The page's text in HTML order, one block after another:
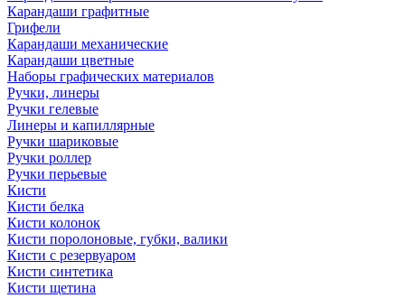
Карандаши графитные
Грифели
Карандаши механические
Карандаши цветные
Наборы графических материалов
Ручки, линеры
Ручки гелевые
Линеры и капиллярные
Ручки шариковые
Ручки роллер
Ручки перьевые
Кисти
Кисти белка
Кисти колонок
Кисти поролоновые, губки, валики
Кисти с резервуаром
Кисти синтетика
Кисти щетина